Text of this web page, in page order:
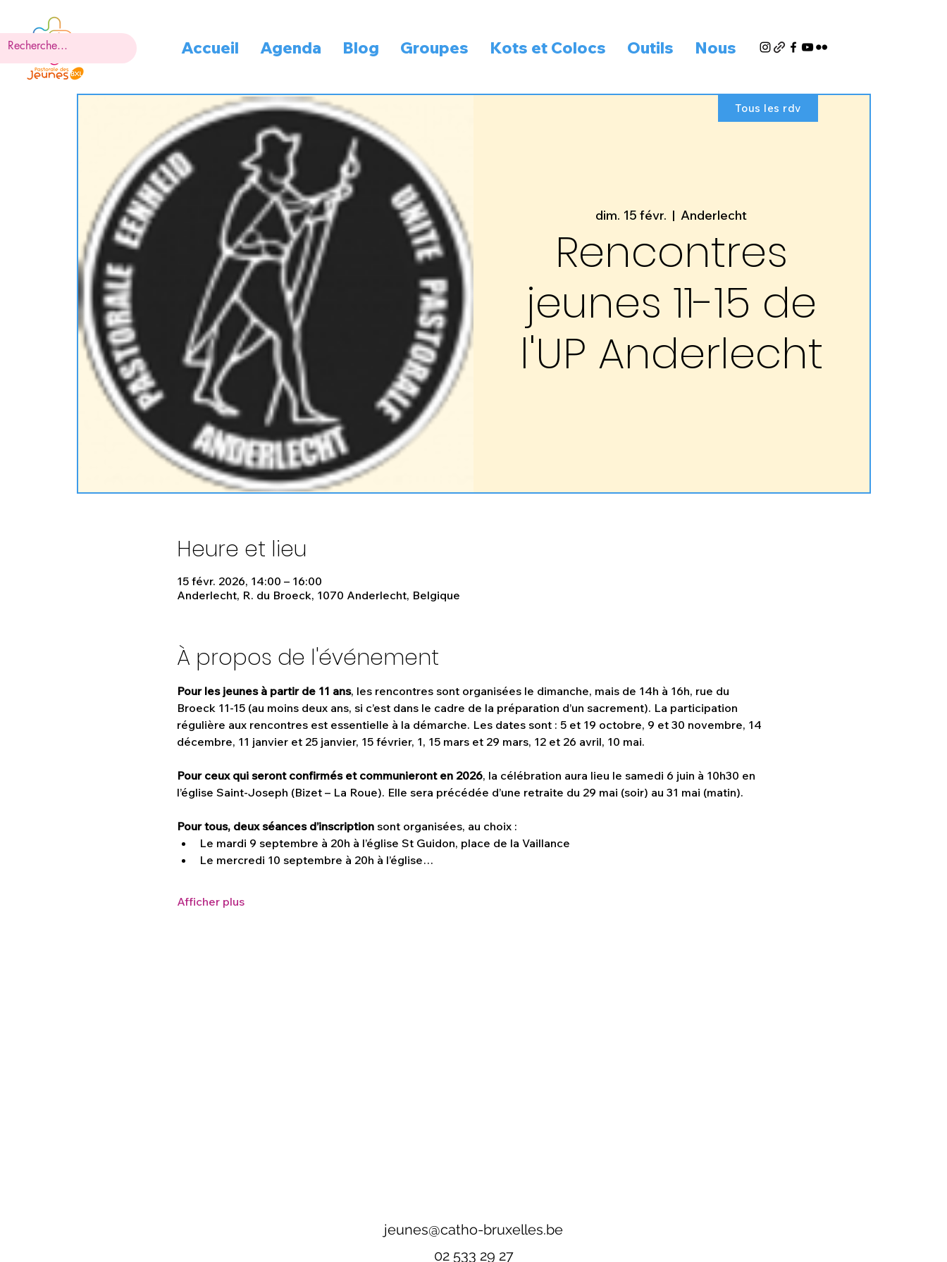
Accueil Agenda Blog Groupes Kots et Colocs Outils Nous
dim. 15 févr.
  |
Anderlecht
Rencontres
jeunes 11-15 de
l'UP Anderlecht
Heure et lieu
15 févr. 2026, 14:00 – 16:00
Anderlecht, R. du Broeck, 1070 Anderlecht, Belgique
À propos de l'événement
Pour les jeunes à partir de 11 ans, les rencontres sont organisées le dimanche, mais de 14h à 16h, rue du
Broeck 11-15 (au moins deux ans, si c’est dans le cadre de la préparation d’un sacrement). La participation
régulière aux rencontres est essentielle à la démarche. Les dates sont : 5 et 19 octobre, 9 et 30 novembre, 14
décembre, 11 janvier et 25 janvier, 15 février, 1, 15 mars et 29 mars, 12 et 26 avril, 10 mai.
Pour ceux qui seront confirmés et communieront en 2026, la célébration aura lieu le samedi 6 juin à 10h30 en
l’église Saint-Joseph (Bizet – La Roue). Elle sera précédée d’une retraite du 29 mai (soir) au 31 mai (matin).
Pour tous, deux séances d’inscription sont organisées, au choix :
Le mardi 9 septembre à 20h à l’église St Guidon, place de la Vaillance
Le mercredi 10 septembre à 20h à l’église…
Afficher plus
Tous les rdv
jeunes@catho-bruxelles.be
02 533 29 27